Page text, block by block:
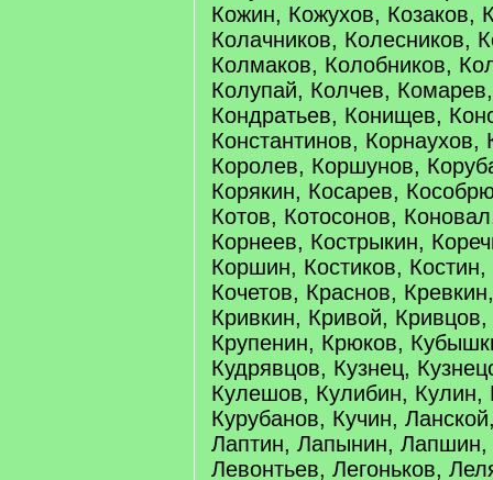
Кожин, Кожухов, Козаков,
Колачников, Колесников,
Колмаков, Колобников,
Колупай, Колчев,
Кондратьев, Конищев,
Константинов,
Королев, Коршунов,
Корякин, Косарев,
Котов, Котосонов,
Корнеев, Кострыкин,
Коршин, Костиков,
Кочетов, Краснов,
Кривкин, Кривой,
Крупенин, Крюков,
Кудрявцов, Кузнец,
Кулешов, Кулибин, Кулин,
Курубанов, Кучин,
Лаптин, Лапынин,
Левонтьев, Легоньков,